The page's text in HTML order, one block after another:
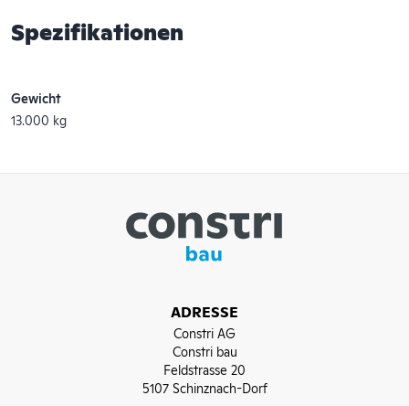
Spezifikationen
Gewicht
13.000 kg
ADRESSE
Constri AG
Constri bau
Feldstrasse 20
5107 Schinznach-Dorf